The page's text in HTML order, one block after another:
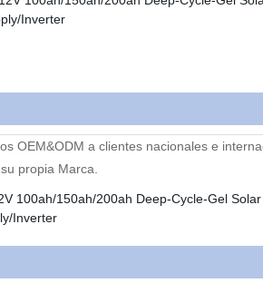
OEM&ODM a clientes nacionales e
propia Marca.